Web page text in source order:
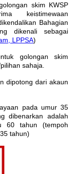
skim KWSP
keistimewaan
Bahagian
dikenali sebagai
LPPSA)
golongan skim
sahaja.
dipotong dari akaun
pada umur 35
dibenarkan adalah
60 tahun (tempoh
tahun)